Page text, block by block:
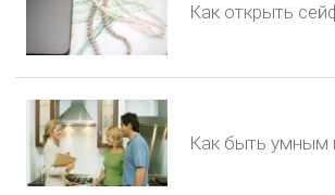
Как открыть
Как быть умным